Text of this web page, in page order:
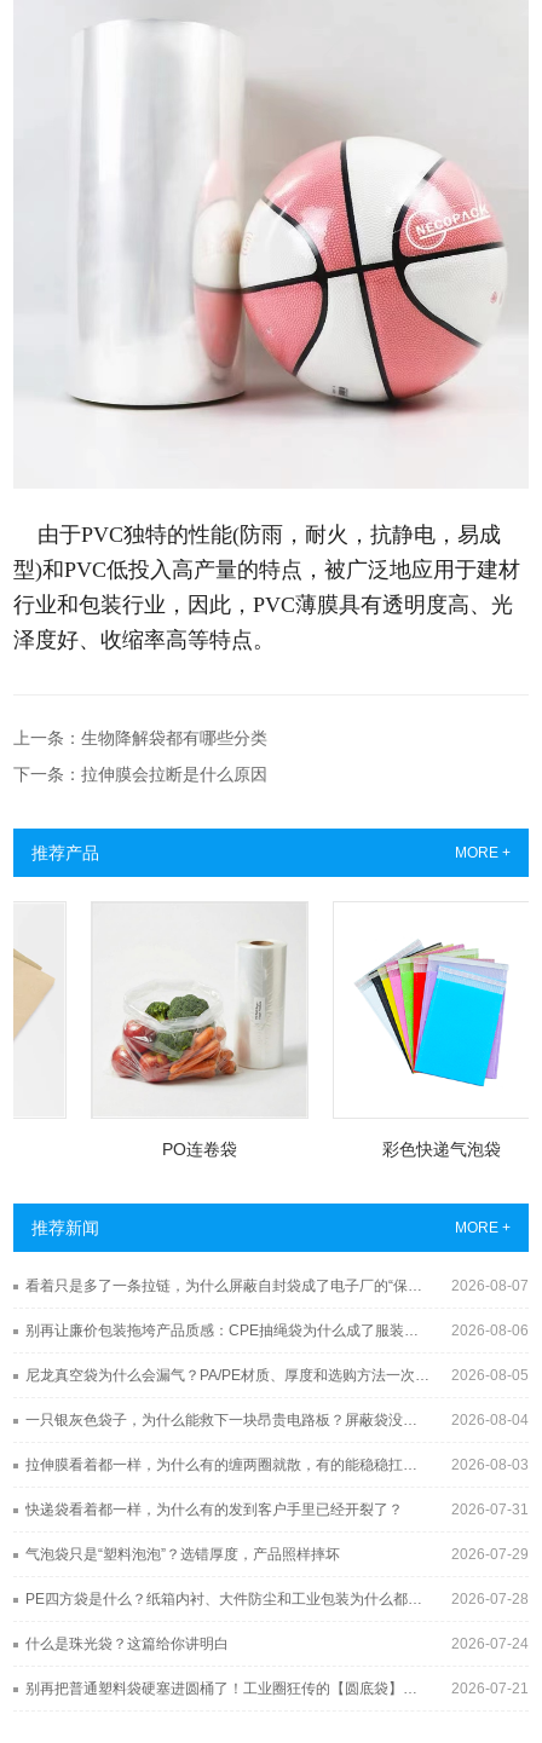
由于PVC独特的性能(防雨，耐火，抗静电，易成
型)和PVC低投入高产量的特点，被广泛地应用于建材
行业和包装行业，因此，PVC薄膜具有透明度高、光
泽度好、收缩率高等特点。
上一条：生物降解袋都有哪些分类
下一条：拉伸膜会拉断是什么原因
推荐产品 MORE +
PO连卷袋 彩色快递气泡袋
推荐新闻 MORE +
2026-08-07
看着只是多了一条拉链，为什么屏蔽自封袋成了电子厂的“保险柜”？
2026-08-06
别再让廉价包装拖垮产品质感：CPE抽绳袋为什么成了服装与3C品牌的新宠？
2026-08-05
尼龙真空袋为什么会漏气？PA/PE材质、厚度和选购方法一次讲清
2026-08-04
一只银灰色袋子，为什么能救下一块昂贵电路板？屏蔽袋没你想得那么简单
2026-08-03
拉伸膜看着都一样，为什么有的缠两圈就散，有的能稳稳扛过长途运输？
2026-07-31
快递袋看着都一样，为什么有的发到客户手里已经开裂了？
2026-07-29
气泡袋只是“塑料泡泡”？选错厚度，产品照样摔坏
2026-07-28
PE四方袋是什么？纸箱内衬、大件防尘和工业包装为什么都在用它
2026-07-24
什么是珠光袋？这篇给你讲明白
2026-07-21
别再把普通塑料袋硬塞进圆桶了！工业圈狂传的【圆底袋】，究竟凭什么帮工厂年省几十万？